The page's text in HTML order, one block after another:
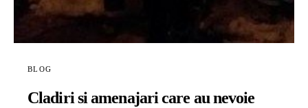
BLOG
Cladiri si amenajari care au nevoie